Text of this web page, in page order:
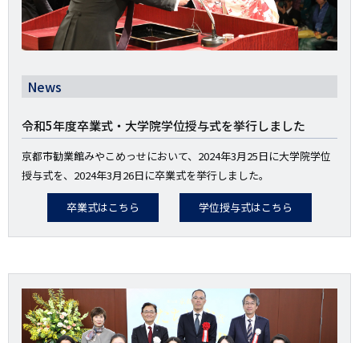
News
令和5年度卒業式・大学院学位授与式を挙行しました
京都市勧業館みやこめっせにおいて、2024年3月25日に大学院学位
授与式を、2024年3月26日に卒業式を挙行しました。
卒業式はこちら 学位授与式はこちら